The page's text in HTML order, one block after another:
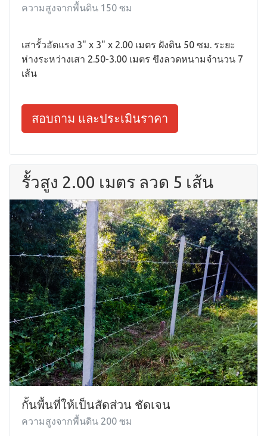
ความสูงจากพื้นดิน 150 ซม
เสารั้วอัดแรง 3" x 3" x 2.00 เมตร ฝังดิน 50 ซม. ระยะ
ห่างระหว่างเสา 2.50-3.00 เมตร ขึงลวดหนามจำนวน 7
เส้น
สอบถาม และประเมินราคา
รั้วสูง 2.00 เมตร ลวด 5 เส้น
กั้นพื้นที่ให้เป็นสัดส่วน ชัดเจน
ความสูงจากพื้นดิน 200 ซม